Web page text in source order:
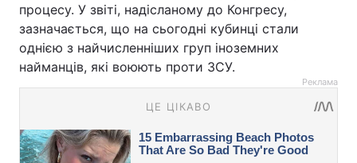
процесу. У звіті, надісланому до Конгресу,
зазначається, що на сьогодні кубинці стали
однією з найчисленніших груп іноземних
найманців, які воюють проти ЗСУ.
Реклама